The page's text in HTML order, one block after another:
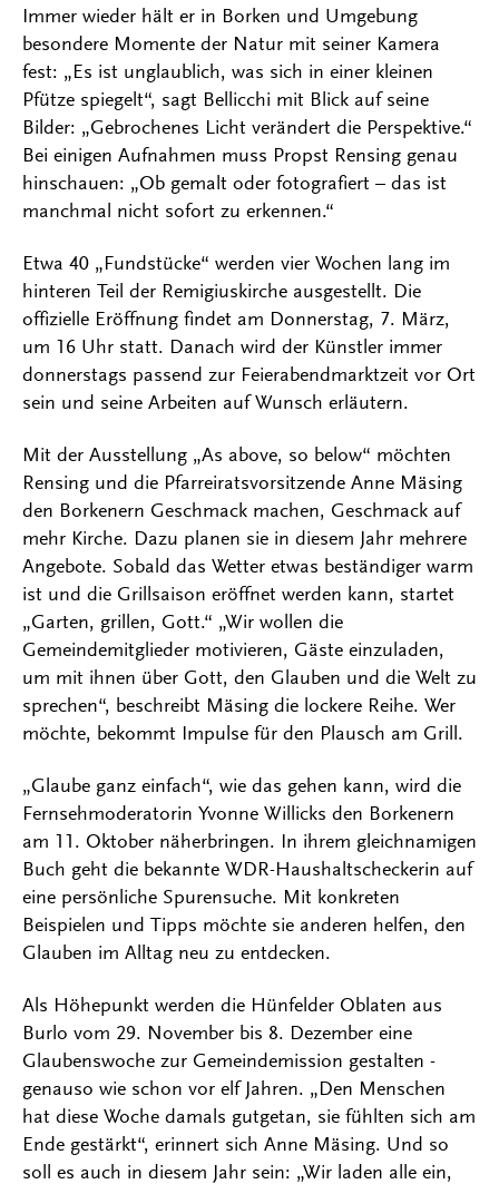
Immer wieder hält er in Borken und Umgebung
besondere Momente der Natur mit seiner Kamera
fest: „Es ist unglaublich, was sich in einer kleinen
Pfütze spiegelt“, sagt Bellicchi mit Blick auf seine
Bilder: „Gebrochenes Licht verändert die Perspektive.“
Bei einigen Aufnahmen muss Propst Rensing genau
hinschauen: „Ob gemalt oder fotografiert – das ist
manchmal nicht sofort zu erkennen.“
Etwa 40 „Fundstücke“ werden vier Wochen lang im
hinteren Teil der Remigiuskirche ausgestellt. Die
offizielle Eröffnung findet am Donnerstag, 7. März,
um 16 Uhr statt. Danach wird der Künstler immer
donnerstags passend zur Feierabendmarktzeit vor Ort
sein und seine Arbeiten auf Wunsch erläutern.
Mit der Ausstellung „As above, so below“ möchten
Rensing und die Pfarreiratsvorsitzende Anne Mäsing
den Borkenern Geschmack machen, Geschmack auf
mehr Kirche. Dazu planen sie in diesem Jahr mehrere
Angebote. Sobald das Wetter etwas beständiger warm
ist und die Grillsaison eröffnet werden kann, startet
„Garten, grillen, Gott.“ „Wir wollen die
Gemeindemitglieder motivieren, Gäste einzuladen,
um mit ihnen über Gott, den Glauben und die Welt zu
sprechen“, beschreibt Mäsing die lockere Reihe. Wer
möchte, bekommt Impulse für den Plausch am Grill.
„Glaube ganz einfach“, wie das gehen kann, wird die
Fernsehmoderatorin Yvonne Willicks den Borkenern
am 11. Oktober näherbringen. In ihrem gleichnamigen
Buch geht die bekannte WDR-Haushaltscheckerin auf
eine persönliche Spurensuche. Mit konkreten
Beispielen und Tipps möchte sie anderen helfen, den
Glauben im Alltag neu zu entdecken.
Als Höhepunkt werden die Hünfelder Oblaten aus
Burlo vom 29. November bis 8. Dezember eine
Glaubenswoche zur Gemeindemission gestalten -
genauso wie schon vor elf Jahren. „Den Menschen
hat diese Woche damals gutgetan, sie fühlten sich am
Ende gestärkt“, erinnert sich Anne Mäsing. Und so
soll es auch in diesem Jahr sein: „Wir laden alle ein,